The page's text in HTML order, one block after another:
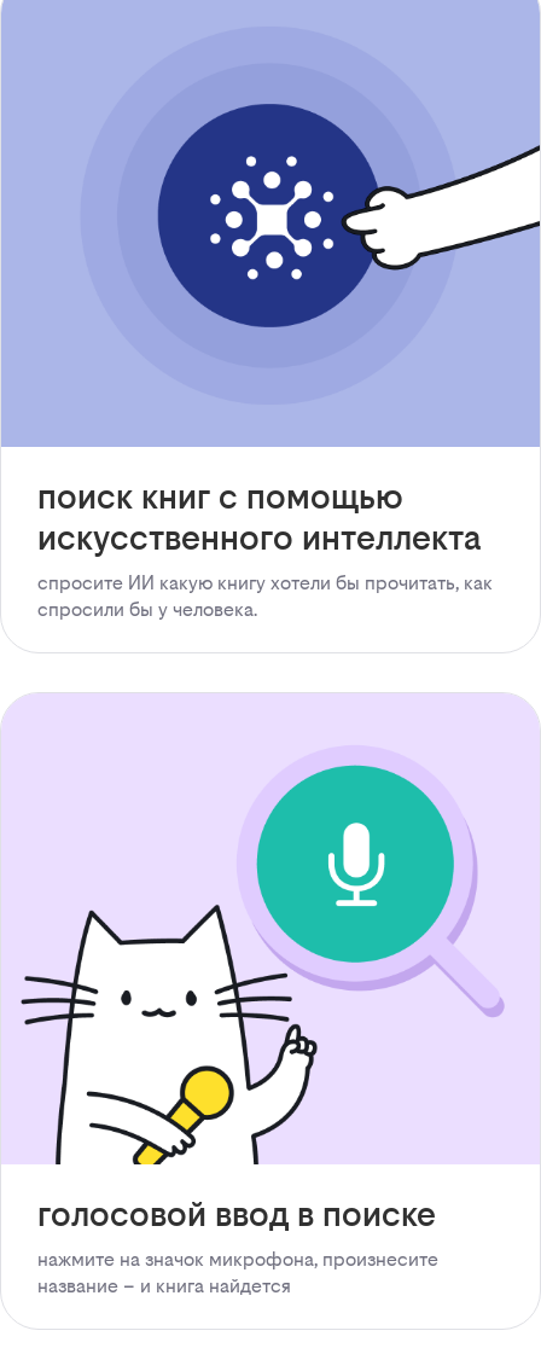
поиск книг с помощью
искусственного интеллекта
спросите ИИ какую книгу хотели бы прочитать, как
спросили бы у человека.
голосовой ввод в поиске
нажмите на значок микрофона, произнесите
название – и книга найдется